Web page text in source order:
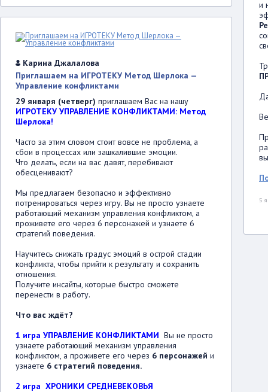
Карина Джалалова
Приглашаем на ИГРОТЕКУ Метод Шерлока —
Управление конфликтами
29 января (четверг) приглашаем Вас на нашу
ИГРОТЕКУ УПРАВЛЕНИЕ КОНФЛИКТАМИ: Метод
Шерлока!
Часто за этим словом стоит вовсе не проблема, а
сбои в процессах или зашкалившие эмоции.
Что делать, если на вас давят, перебивают
обесценивают?
Мы предлагаем безопасно и эффективно
потренироваться через игру. Вы не просто узнаете
работающий механизм управления конфликтом, а
проживете его через 6 персонажей и узнаете 6
стратегий поведения.
Научитесь снижать градус эмоций в острой стадии
конфликта, чтобы прийти к результату и сохранить
отношения.
Получите инсайты, которые быстро сможете
перенести в работу.
Что вас ждёт?
1 игра УПРАВЛЕНИЕ КОНФЛИКТАМИ Вы не просто
узнаете работающий механизм управления
конфликтом, а проживете его через 6 персонажей и
узнаете 6 стратегий поведения.
2 игра ХРОНИКИ СРЕДНЕВЕКОВЬЯ
и
5